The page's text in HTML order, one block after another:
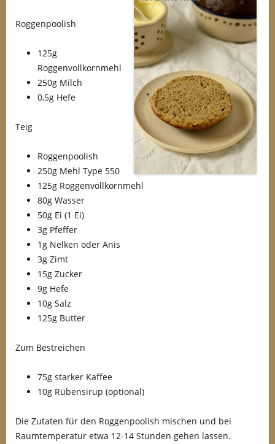
Roggenpoolish
125g
Roggenvollkornmehl
250g Milch
0,5g Hefe
Teig
Roggenpoolish
250g Mehl Type 550
125g Roggenvollkornmehl
80g Wasser
50g Ei (1 Ei)
3g Pfeffer
1g Nelken oder Anis
3g Zimt
15g Zucker
9g Hefe
10g Salz
125g Butter
Zum Bestreichen
75g starker Kaffee
10g Rübensirup (optional)
Die Zutaten für den Roggenpoolish mischen und bei
Raumtemperatur etwa 12-14 Stunden gehen lassen.